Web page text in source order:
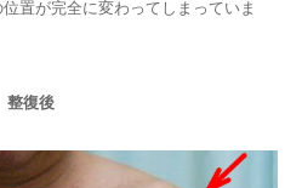
置が完全に変わってしまっていま
整復後